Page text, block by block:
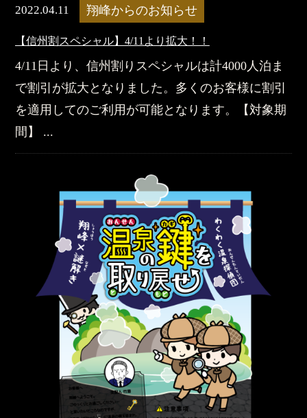
2022.04.11 翔峰からのお知らせ
【信州割スペシャル】4/11より拡大！！
4/11日より、信州割りスペシャルは計4000人泊ま
で割引が拡大となりました。多くのお客様に割引
を適用してのご利用が可能となります。【対象期
間】 ...